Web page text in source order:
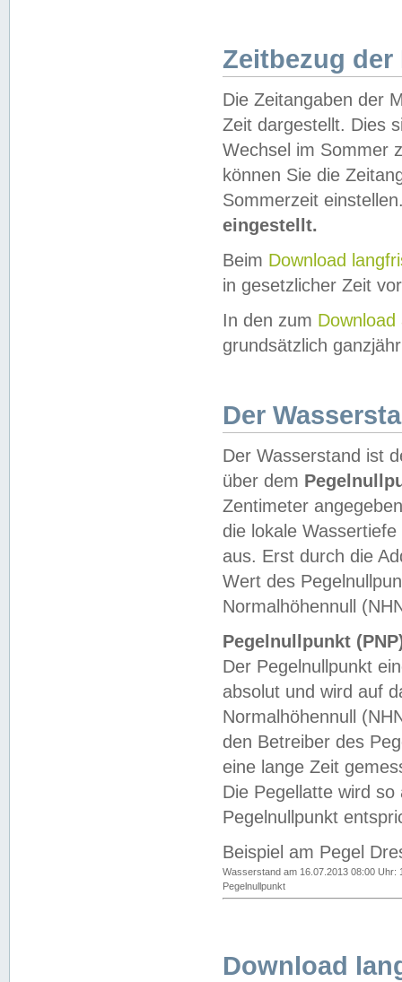
Zeitbezug der
Die Zeitangaben der
Zeit dargestellt. Dies
Wechsel im Sommer
können Sie die
Sommerzeit
eingestellt.
Beim Download
in gesetzlicher Zeit
In den zum Download
grundsätzlich
Der
Der Wasserstand ist
über dem
Zentimeter
die lokale
aus. Erst durch die
Wert des
Normalhöhennull
Pegelnullpunkt
Der Pegelnullpunkt
absolut und wird auf
Normalhöhennull
den Betreiber des
eine lange Zeit
Die Pegellatte wird
Pegelnullpunkt
Beispiel am Pegel
Wasserstand am 16.07.2013 08:00 Uhr:
Pegelnullpunkt
Download